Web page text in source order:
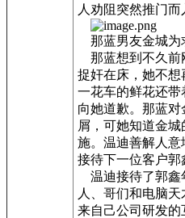
人劝阻突然推门而
那蓝男友金城为
那蓝想到不久前
捉奸在床，她不
一花车的鲜花还
向她道歉。那蓝
屑，可她知道金
施。温迪善解人意
接待下一位客户郭
温迪接待了郭鑫
人、哥们和电脑
来自己公司研发的